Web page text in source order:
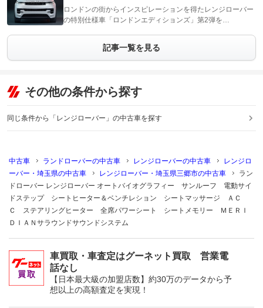
ロンドンの街からインスピレーションを得たレンジローバー
の特別仕様車「ロンドンエディションズ」第2弾を…
記事一覧を見る
その他の条件から探す
同じ条件から「レンジローバー」の中古車を探す
中古車 ランドローバーの中古車 レンジローバーの中古車
レンジロ
ーバー・埼玉県の中古車
レンジローバー・埼玉県三郷市の中古車
ラン
ドローバー レンジローバー オートバイオグラフィー サンルーフ 電動サイ
ドステップ シートヒーター＆ベンチレション シートマッサージ ＡＣ
Ｃ ステアリングヒーター 全席パワーシート シートメモリー ＭＥＲＩ
ＤＩＡＮサラウンドサウンドシステム
車買取・車査定はグーネット買取 営業電
話なし
【日本最大級の加盟店数】約30万のデータから予
想以上の高額査定を実現！